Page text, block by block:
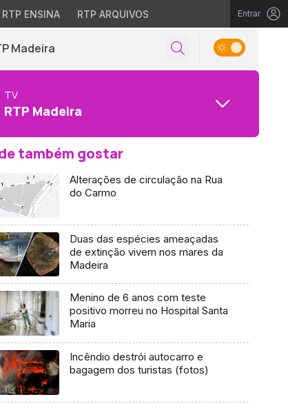
RTP ENSINA RTP ARQUIVOS Entrar
Madeira
TV
RTP Madeira
também gostar
Alterações de circulação na Rua
do Carmo
Duas das espécies ameaçadas
de extinção vivem nos mares da
Madeira
Menino de 6 anos com teste
positivo morreu no Hospital Santa
Maria
Incêndio destrói autocarro e
bagagem dos turistas (fotos)